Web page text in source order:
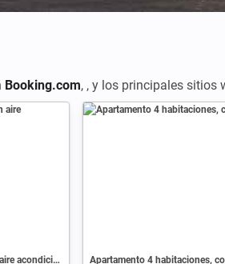
Booking.com, , y los principales sitios
Apartamento 2 habitaciones, con aire acondicionado Apartamento 4 habitaciones,